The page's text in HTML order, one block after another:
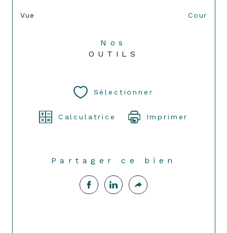
Vue Cour
Nos
OUTILS
Sélectionner
Calculatrice Imprimer
Partager ce bien